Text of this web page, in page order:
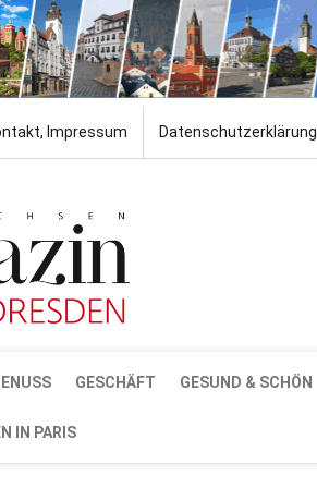
Impressum Datenschutzerklärung
GESCHÄFT GESUND & SCHÖN
IN PARIS